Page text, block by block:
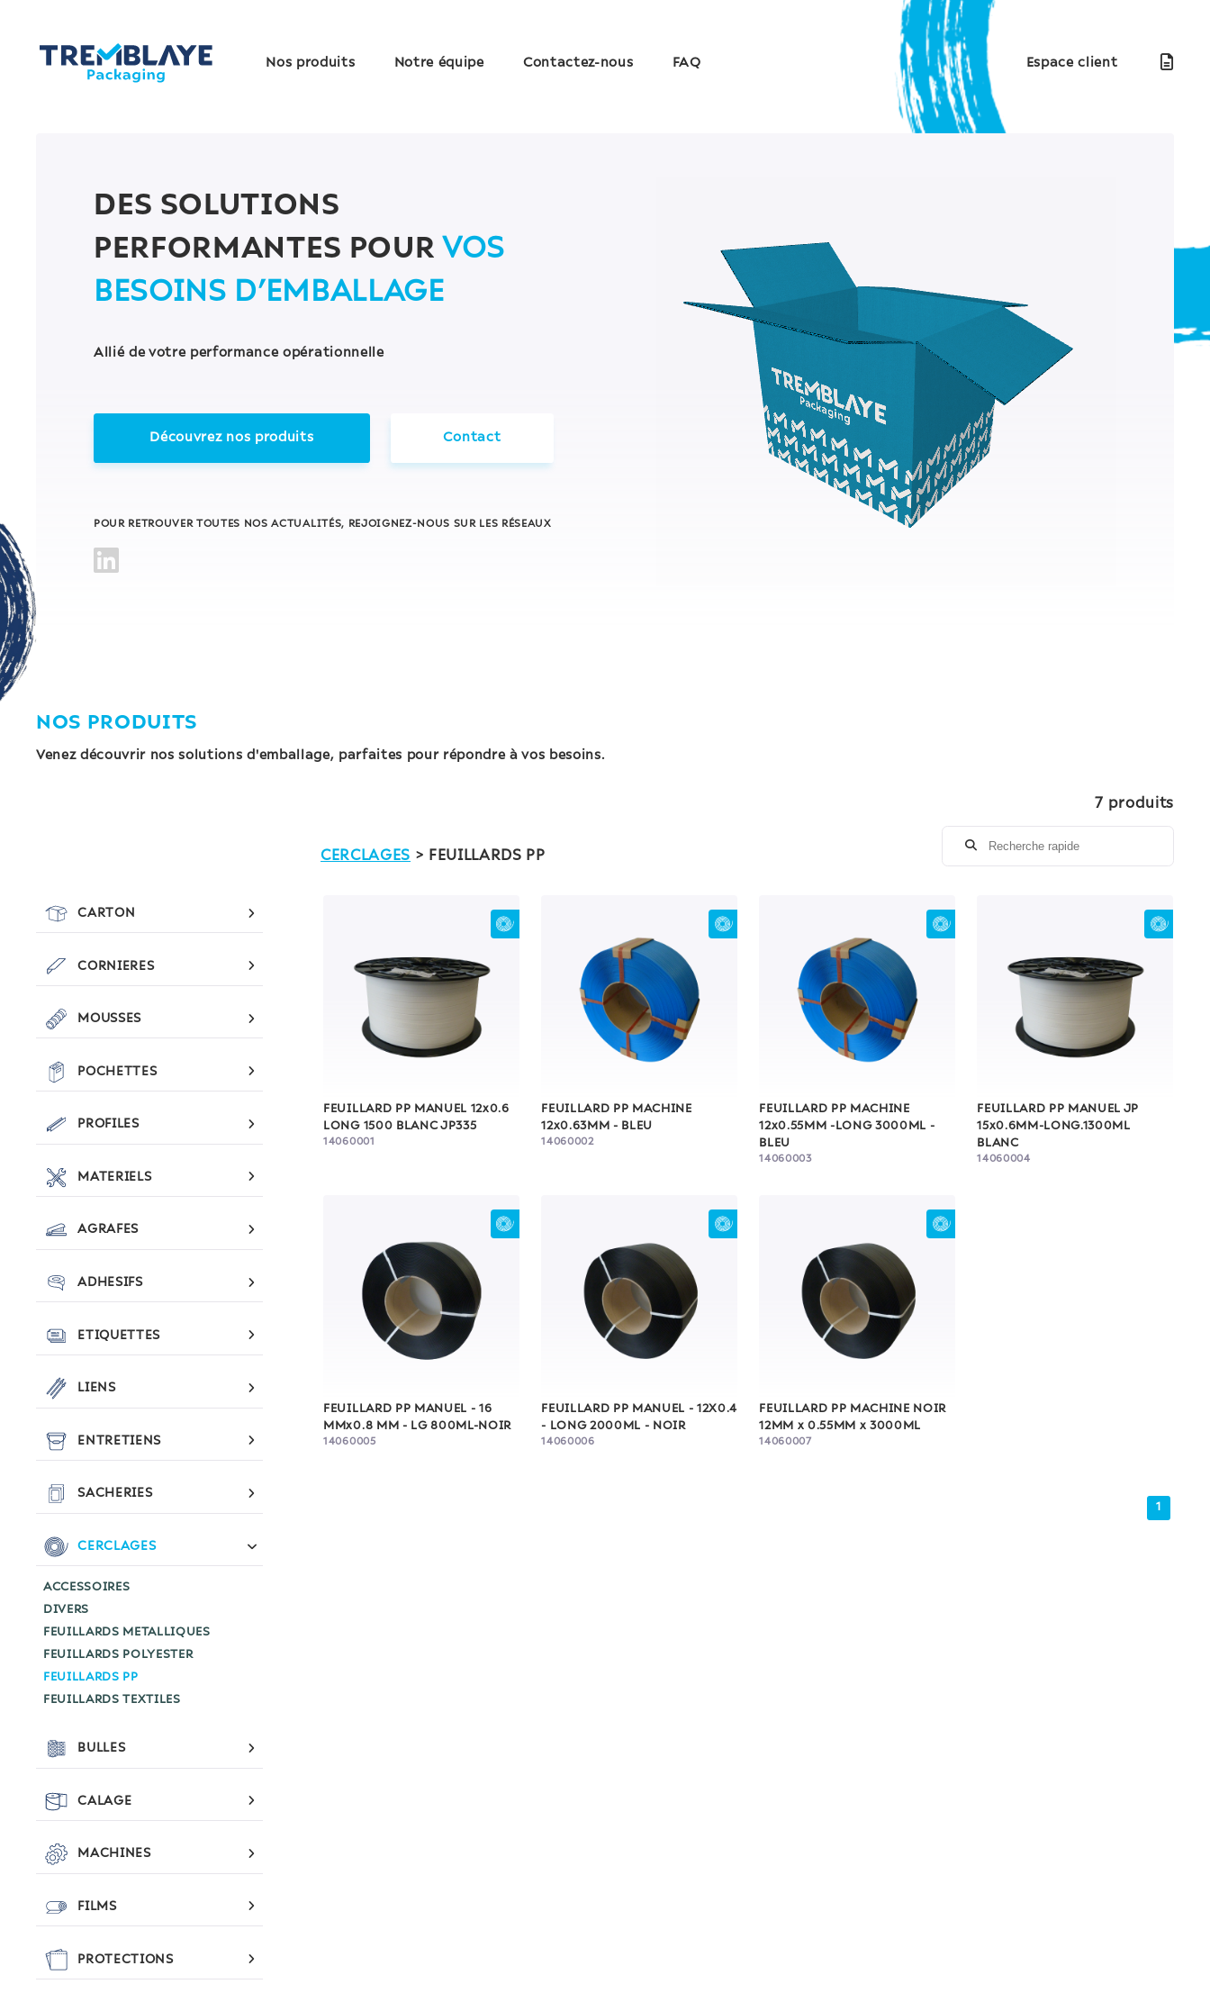
Nos produits Notre équipe Contactez-nous FAQ Espace client
DES SOLUTIONS
PERFORMANTES POUR VOS
BESOINS D’EMBALLAGE
Allié de votre performance opérationnelle
Découvrez nos produits Contact
POUR RETROUVER TOUTES NOS ACTUALITÉS, REJOIGNEZ-NOUS SUR LES RÉSEAUX
NOS PRODUITS
Venez découvrir nos solutions d'emballage, parfaites pour répondre à vos besoins.
7 produits
CERCLAGES > FEUILLARDS PP
CARTON
CORNIERES
MOUSSES
POCHETTES
PROFILES
MATERIELS
AGRAFES
ADHESIFS
ETIQUETTES
LIENS
ENTRETIENS
SACHERIES
CERCLAGES
ACCESSOIRES
DIVERS
FEUILLARDS METALLIQUES
FEUILLARDS POLYESTER
FEUILLARDS PP
FEUILLARDS TEXTILES
BULLES
CALAGE
MACHINES
FILMS
PROTECTIONS
FEUILLARD PP MANUEL 12x0.6
LONG 1500 BLANC JP335
14060001
FEUILLARD PP MACHINE
12x0.63MM - BLEU
14060002
FEUILLARD PP MACHINE
12x0.55MM -LONG 3000ML -
BLEU
14060003
FEUILLARD PP MANUEL JP
15x0.6MM-LONG.1300ML
BLANC
14060004
FEUILLARD PP MANUEL - 16
MMx0.8 MM - LG 800ML-NOIR
14060005
FEUILLARD PP MANUEL - 12X0.4
- LONG 2000ML - NOIR
14060006
FEUILLARD PP MACHINE NOIR
12MM x 0.55MM x 3000ML
14060007
1